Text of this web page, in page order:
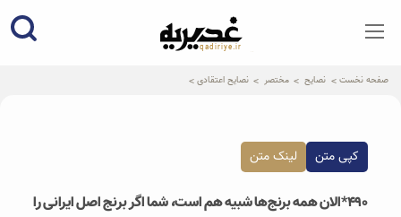
qadiriye.ir
نشریه ی غدیریه-بیانات استاد
صفحه نخست نصایح مختصر نصایح اعتقادی
کپی متن لینک متن
۴۹۰*الان همه برنج‌ها شبیه هم است، شما اگر برنج اصل ایرانی را